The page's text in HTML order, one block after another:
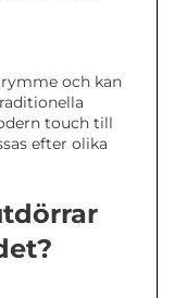
och kan
touch till
efter olika